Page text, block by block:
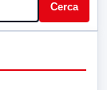
Cerca